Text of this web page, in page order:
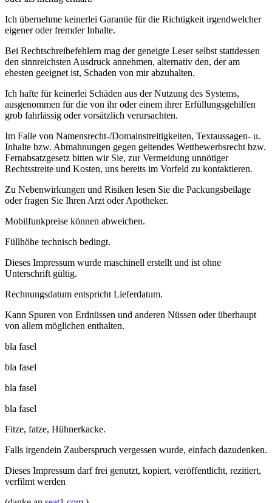
Ich übernehme keinerlei Garantie für die Richtigkeit irgendwelcher
eigener oder fremder Inhalte.
Bei Rechtschreibefehlern mag der geneigte Leser selbst stattdessen
den sinnreichsten Ausdruck annehmen, alternativ den, der am
ehesten geeignet ist, Schaden von mir abzuhalten.
Ich hafte für keinerlei Schäden aus der Nutzung des Systems,
ausgenommen für die von ihr oder einem ihrer Erfüllungsgehilfen
grob fahrlässig oder vorsätzlich verursachten.
Im Falle von Namensrecht-/Domainstreitigkeiten, Textaussagen- u.
Inhalte bzw. Abmahnungen gegen geltendes Wettbewerbsrecht bzw.
Fernabsatzgesetz bitten wir Sie, zur Vermeidung unnötiger
Rechtsstreite und Kosten, uns bereits im Vorfeld zu kontaktieren.
Zu Nebenwirkungen und Risiken lesen Sie die Packungsbeilage
oder fragen Sie Ihren Arzt oder Apotheker.
Mobilfunkpreise können abweichen.
Füllhöhe technisch bedingt.
Dieses Impressum wurde maschinell erstellt und ist ohne
Unterschrift gültig.
Rechnungsdatum entspricht Lieferdatum.
Kann Spuren von Erdnüssen und anderen Nüssen oder überhaupt
von allem möglichen enthalten.
bla fasel
bla fasel
bla fasel
bla fasel
Fitze, fatze, Hühnerkacke.
Falls irgendein Zauberspruch vergessen wurde, einfach dazudenken.
Dieses Impressum darf frei genutzt, kopiert, veröffentlicht, rezitiert,
verfilmt werden